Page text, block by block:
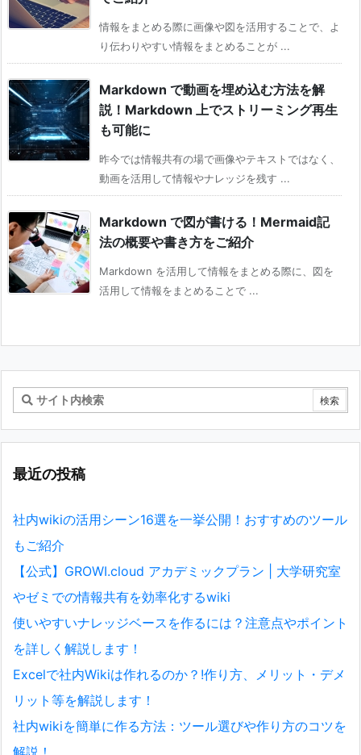
情報をまとめる際に画像や図を活用することで、よ
り伝わりやすい情報をまとめることが ...
Markdown で動画を埋め込む方法を解
説！Markdown 上でストリーミング再生
も可能に
昨今では情報共有の場で画像やテキストではなく、
動画を活用して情報やナレッジを残す ...
Markdown で図が書ける！Mermaid記
法の概要や書き方をご紹介
Markdown を活用して情報をまとめる際に、図を
活用して情報をまとめることで ...
最近の投稿
社内wikiの活用シーン16選を一挙公開！おすすめのツール
もご紹介
【公式】GROWI.cloud アカデミックプラン | 大学研究室
やゼミでの情報共有を効率化するwiki
使いやすいナレッジベースを作るには？注意点やポイント
を詳しく解説します！
Excelで社内Wikiは作れるのか？!作り方、メリット・デメ
リット等を解説します！
社内wikiを簡単に作る方法：ツール選びや作り方のコツを